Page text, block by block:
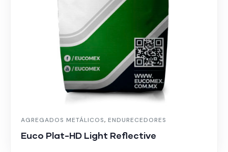
AGREGADOS METÁLICOS, ENDURECEDORES
Euco Plat-HD Light Reflective